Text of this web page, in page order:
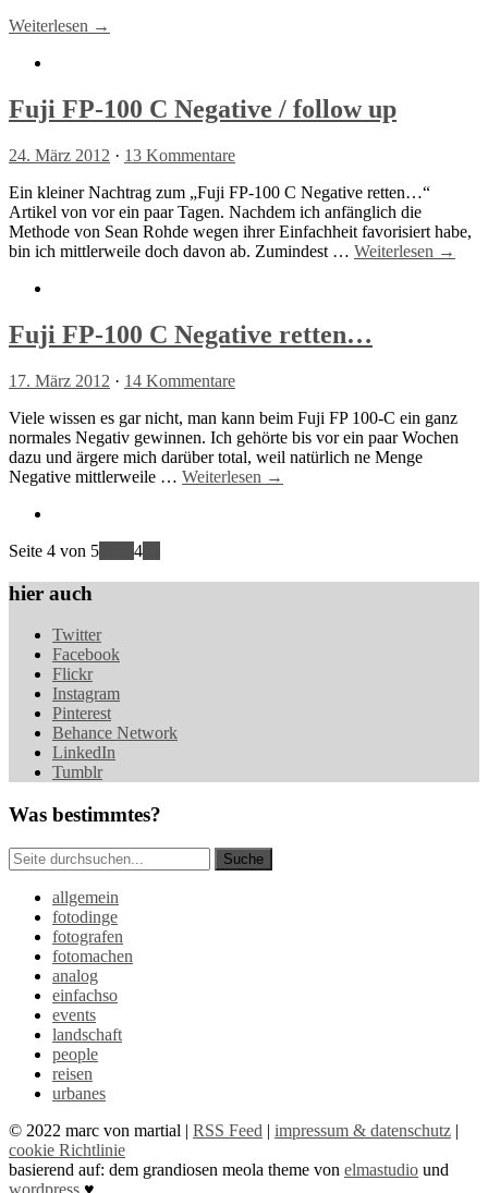
Weiterlesen →
Fuji FP-100 C Negative / follow up
24. März 2012 · 13 Kommentare
Ein kleiner Nachtrag zum „Fuji FP-100 C Negative retten…“
Artikel von vor ein paar Tagen. Nachdem ich anfänglich die
Methode von Sean Rohde wegen ihrer Einfachheit favorisiert habe,
bin ich mittlerweile doch davon ab. Zumindest … Weiterlesen →
Fuji FP-100 C Negative retten…
17. März 2012 · 14 Kommentare
Viele wissen es gar nicht, man kann beim Fuji FP 100-C ein ganz
normales Negativ gewinnen. Ich gehörte bis vor ein paar Wochen
dazu und ärgere mich darüber total, weil natürlich ne Menge
Negative mittlerweile … Weiterlesen →
Seite 4 von 5 4
hier auch
Twitter
Facebook
Flickr
Instagram
Pinterest
Behance Network
LinkedIn
Tumblr
Was bestimmtes?
allgemein
fotodinge
fotografen
fotomachen
analog
einfachso
events
landschaft
people
reisen
urbanes
© 2022 marc von martial | RSS Feed | impressum & datenschutz |
cookie Richtlinie
basierend auf: dem grandiosen meola theme von elmastudio und
wordpress ♥